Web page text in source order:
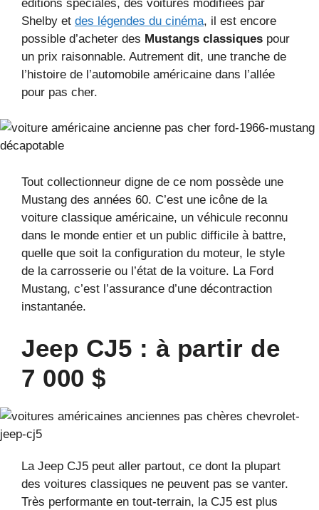
éditions spéciales, des voitures modifiées par
Shelby et des légendes du cinéma, il est encore
possible d’acheter des Mustangs classiques pour
un prix raisonnable. Autrement dit, une tranche de
l’histoire de l’automobile américaine dans l’allée
pour pas cher.
Tout collectionneur digne de ce nom possède une
Mustang des années 60. C’est une icône de la
voiture classique américaine, un véhicule reconnu
dans le monde entier et un public difficile à battre,
quelle que soit la configuration du moteur, le style
de la carrosserie ou l’état de la voiture. La Ford
Mustang, c’est l’assurance d’une décontraction
instantanée.
Jeep CJ5 : à partir de
7 000 $
La Jeep CJ5 peut aller partout, ce dont la plupart
des voitures classiques ne peuvent pas se vanter.
Très performante en tout-terrain, la CJ5 est plus